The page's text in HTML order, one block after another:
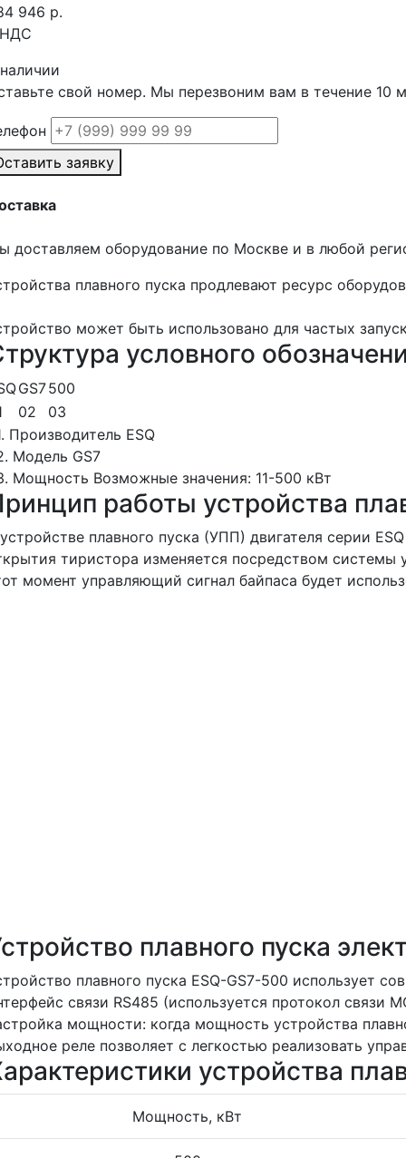
946 р.
свой номер. Мы перезвоним вам в течение 10
заявку
доставляем оборудование по Москве и в любой
плавного пуска продлевают ресурс
может быть использовано для частых
условного
GS7500
02
03
Производитель ESQ
Модель GS7
Мощность Возможные значения: 11-500 кВт
работы устройства
плавного пуска (УПП) двигателя серии
тиристора изменяется посредством системы
момент управляющий сигнал байпаса будет
плавного пуска
плавного пуска ESQ-GS7-500 использует
связи RS485 (используется протокол
мощности: когда мощность устройства
реле позволяет с легкостью реализовать
устройства
Мощность, кВт